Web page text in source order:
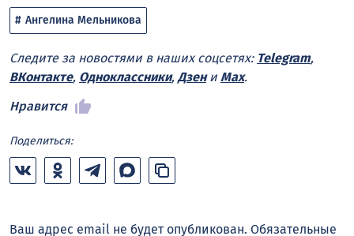
Ангелина Мельникова
Следите за новостями в наших соцсетях: Telegram,
ВКонтакте, Одноклассники, Дзени Max.
Нравится
Поделиться:
Ваш адрес email не будет опубликован. Обязательные